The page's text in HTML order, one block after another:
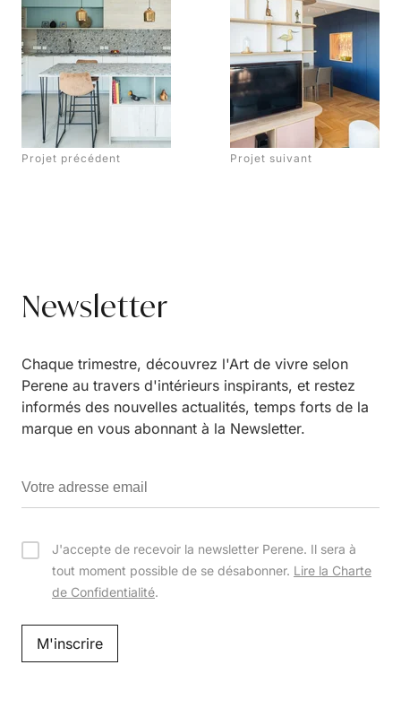
Projet précédent Projet suivant
Newsletter
Chaque trimestre, découvrez l'Art de vivre selon
Perene au travers d'intérieurs inspirants, et restez
informés des nouvelles actualités, temps forts de la
marque en vous abonnant à la Newsletter.
J'accepte de recevoir la newsletter Perene. Il sera à
tout moment possible de se désabonner. Lire la Charte
de Confidentialité.
M'inscrire